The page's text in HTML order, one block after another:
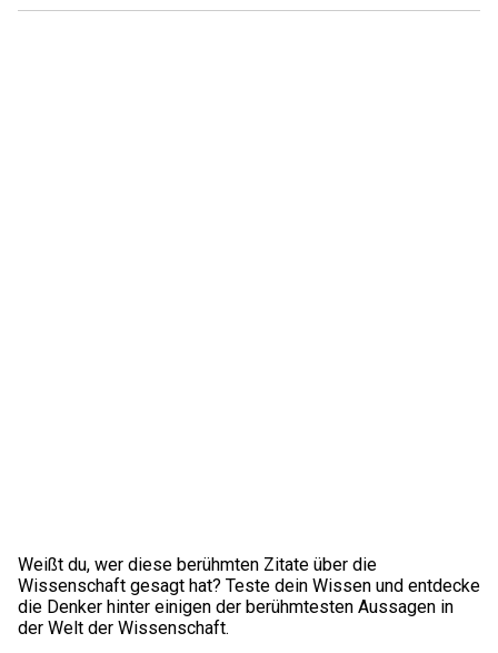
Weißt du, wer diese berühmten Zitate über die
Wissenschaft gesagt hat? Teste dein Wissen und entdecke
die Denker hinter einigen der berühmtesten Aussagen in
der Welt der Wissenschaft.